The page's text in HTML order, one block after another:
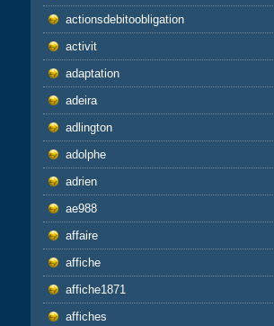
actionsdebitoobligation
activit
adaptation
adeira
adlington
adolphe
adrien
ae988
affaire
affiche
affiche1871
affiches